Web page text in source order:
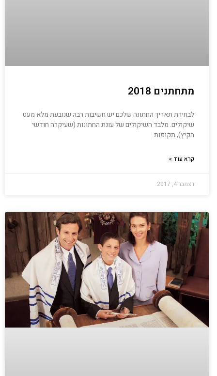
מתחתנים 2018
לבחירת תאריך החתונה שלכם יש חשיבות רבה שנובעת מלא מעט
שיקולים. מלבד השיקולים של עונת החתונות (שעיקרה חודשי
הקיץ), תקופות
קרא עוד »
דצמבר 4, 2017